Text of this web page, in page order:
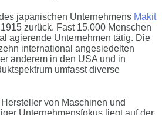
japanischen Unternehmens Makit
zurück. Fast 15.000 Menschen
agierende Unternehmen tätig. Die
international angesiedelten
anderem in den USA und in
umfasst diverse
von Maschinen und
Unternehmensfokus liegt auf der